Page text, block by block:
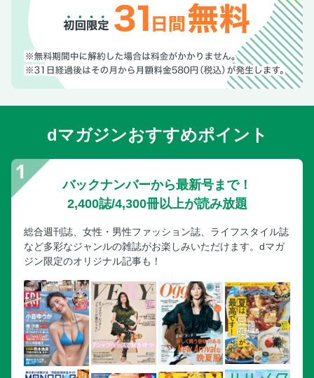
dマガジンおすすめポイント
バックナンバーから最新号まで！
2,400誌/4,300冊以上が読み放題
総合週刊誌、女性・男性ファッション誌、ライフスタイル誌
など多彩なジャンルの雑誌がお楽しみいただけます。dマガ
ジン限定のオリジナル記事も！